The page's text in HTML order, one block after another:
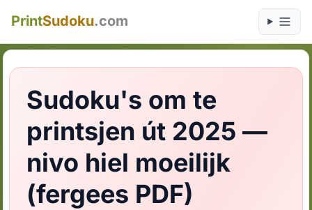
PrintSudoku.com
Sudoku's om te
printsjen út 2025 —
nivo hiel moeilijk
(fergees PDF)